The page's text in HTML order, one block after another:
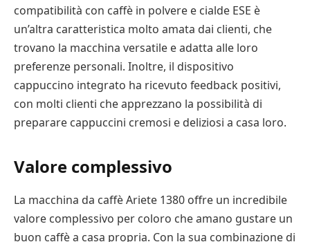
compatibilità con caffè in polvere e cialde ESE è
un’altra caratteristica molto amata dai clienti, che
trovano la macchina versatile e adatta alle loro
preferenze personali. Inoltre, il dispositivo
cappuccino integrato ha ricevuto feedback positivi,
con molti clienti che apprezzano la possibilità di
preparare cappuccini cremosi e deliziosi a casa loro.
Valore complessivo
La macchina da caffè Ariete 1380 offre un incredibile
valore complessivo per coloro che amano gustare un
buon caffè a casa propria. Con la sua combinazione di